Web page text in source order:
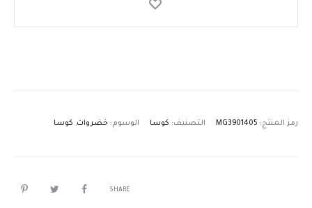
رمز المنتج: MG3901405 التصنيف: كوسا الوسوم: خضروات, كوسا
SHARE